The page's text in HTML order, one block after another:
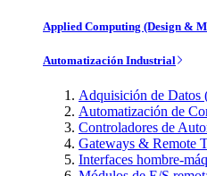
Applied Computing (Design &
Automatización Industrial
Adquisición de
Automatización de
Controladores de
Gateways & Remote
Interfaces hombre-